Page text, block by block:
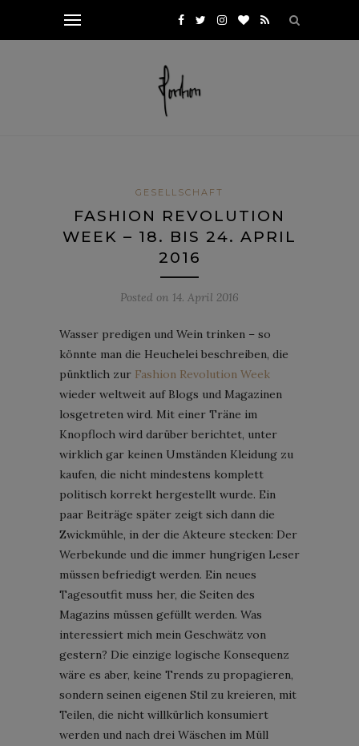
GESELLSCHAFT
FASHION REVOLUTION
WEEK – 18. BIS 24. APRIL
2016
Posted on 14. April 2016
Wasser predigen und Wein trinken – so
könnte man die Heuchelei beschreiben, die
pünktlich zur Fashion Revolution Week
wieder weltweit auf Blogs und Magazinen
losgetreten wird. Mit einer Träne im
Knopfloch wird darüber berichtet, unter
wirklich gar keinen Umständen Kleidung zu
kaufen, die nicht mindestens komplett
politisch korrekt hergestellt wurde. Ein
paar Beiträge später zeigt sich dann die
Zwickmühle, in der die Akteure stecken: Der
Werbekunde und die immer hungrigen Leser
müssen befriedigt werden. Ein neues
Tagesoutfit muss her, die Seiten des
Magazins müssen gefüllt werden. Was
interessiert mich mein Geschwätz von
gestern? Die einzige logische Konsequenz
wäre es aber, keine Trends zu propagieren,
sondern seinen eigenen Stil zu kreieren, mit
Teilen, die nicht willkürlich konsumiert
werden und nach drei Wäschen im Müll